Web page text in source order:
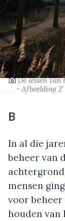
‘De lessen
- Afbeelding 2’
B
In al die
beheer van
mensen
voor
houden van